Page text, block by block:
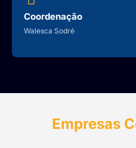
Coordenação
Walesca Sodré
Empresas